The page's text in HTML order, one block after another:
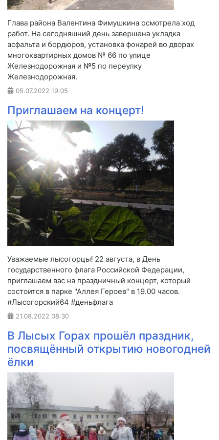
Глава района Валентина Фимушкина осмотрела ход
работ. На сегодняшний день завершена укладка
асфальта и бордюров, установка фонарей во дворах
многоквартирных домов № 66 по улице
Железнодорожная и №5 по переулку
Железнодорожная.
05.07.2022 19:05
Приглашаем на концерт!
Уважаемые лысогорцы! 22 августа, в День
государственного флага Российской Федерации,
приглашаем вас на праздничный концерт, который
состоится в парке "Аллея Героев" в 19.00 часов.
#Лысогорский64 #деньфлага
21.08.2022 08:30
В Лысых Горах прошёл праздник,
посвящённый открытию новогодней
ёлки